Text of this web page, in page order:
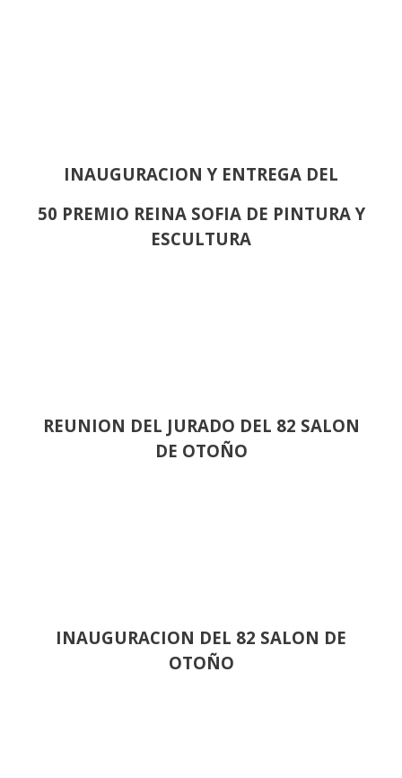
INAUGURACION Y ENTREGA DEL
50 PREMIO REINA SOFIA DE PINTURA Y
ESCULTURA
REUNION DEL JURADO DEL 82 SALON
DE OTOÑO
INAUGURACION DEL 82 SALON DE
OTOÑO